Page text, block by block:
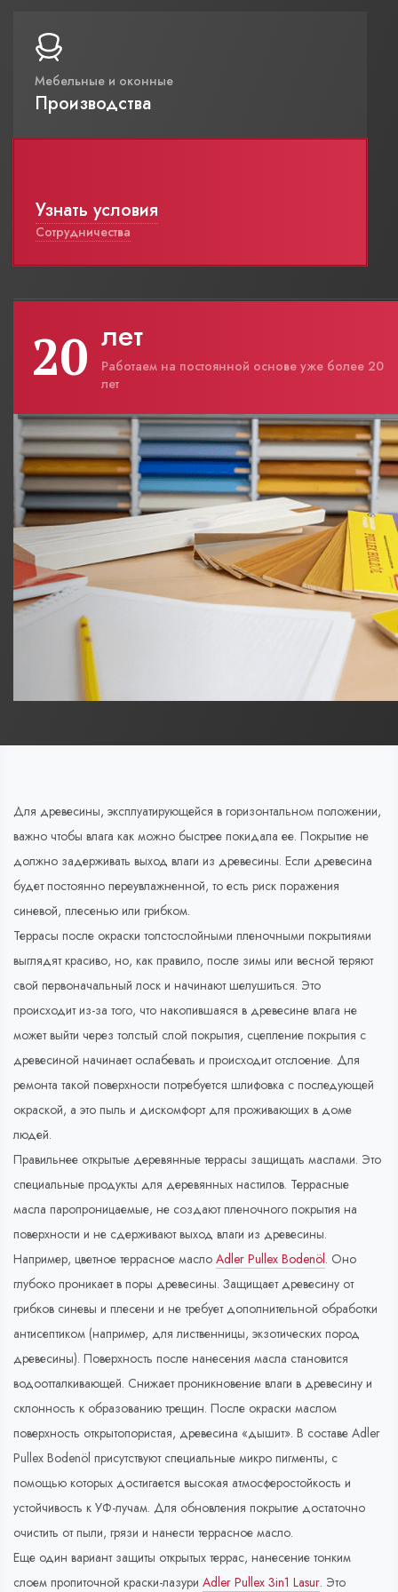
Мебельные и оконные
Производства
Узнать условия
Сотрудничества
20 лет
Работаем на постоянной основе уже более 20
лет
Для древесины, эксплуатирующейся в горизонтальном положении,
важно чтобы влага как можно быстрее покидала ее. Покрытие не
должно задерживать выход влаги из древесины. Если древесина
будет постоянно переувлажненной, то есть риск поражения
синевой, плесенью или грибком.
Террасы после окраски толстослойными пленочными покрытиями
выглядят красиво, но, как правило, после зимы или весной теряют
свой первоначальный лоск и начинают шелушиться. Это
происходит из-за того, что накопившаяся в древесине влага не
может выйти через толстый слой покрытия, сцепление покрытия с
древесиной начинает ослабевать и происходит отслоение. Для
ремонта такой поверхности потребуется шлифовка с последующей
окраской, а это пыль и дискомфорт для проживающих в доме
людей.
Правильнее открытые деревянные террасы защищать маслами. Это
специальные продукты для деревянных настилов. Террасные
масла паропроницаемые, не создают пленочного покрытия на
поверхности и не сдерживают выход влаги из древесины.
Например, цветное террасное масло Adler Pullex Bodenöl. Оно
глубоко проникает в поры древесины. Защищает древесину от
грибков синевы и плесени и не требует дополнительной обработки
антисептиком (например, для лиственницы, экзотических пород
древесины). Поверхность после нанесения масла становится
водоотталкивающей. Снижает проникновение влаги в древесину и
склонность к образованию трещин. После окраски маслом
поверхность открытопористая, древесина «дышит». В составе Adler
Pullex Bodenöl присутствуют специальные микро пигменты, с
помощью которых достигается высокая атмосферостойкость и
устойчивость к УФ-лучам. Для обновления покрытие достаточно
очистить от пыли, грязи и нанести террасное масло.
Еще один вариант защиты открытых террас, нанесение тонким
слоем пропиточной краски-лазури Adler Pullex 3in1 Lasur. Это